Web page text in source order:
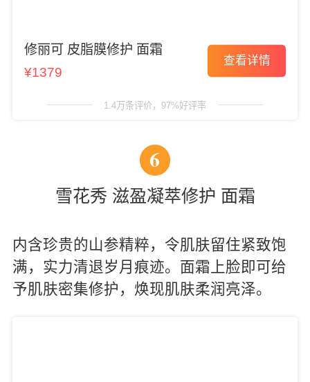
修丽可 皮脂膜修护 面霜
¥1379
查看详情
1.4万条评价，97%好评率
6
雪花秀 滋盈凝萃修护 面霜
内含珍贵的山参精粹，令肌肤留住紧致饱
满，实力清退岁月痕迹。面霜上脸即可给
予肌肤密集修护，焕现肌肤柔润亮泽。